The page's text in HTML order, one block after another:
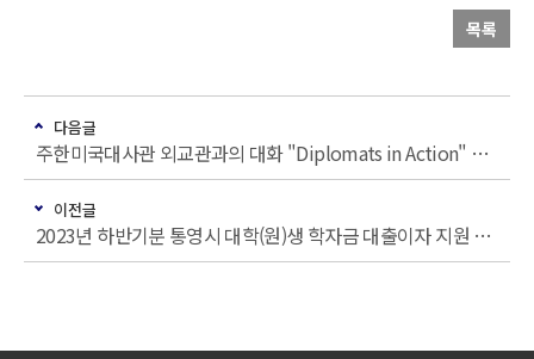
목록
다음글
주한미국대사관 외교관과의 대화 "Diplomats in Action" 홍보 협조 요청
이전글
2023년 하반기분 통영시 대학(원)생 학자금 대출이자 지원 안내